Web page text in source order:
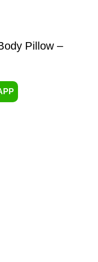
Pillow –